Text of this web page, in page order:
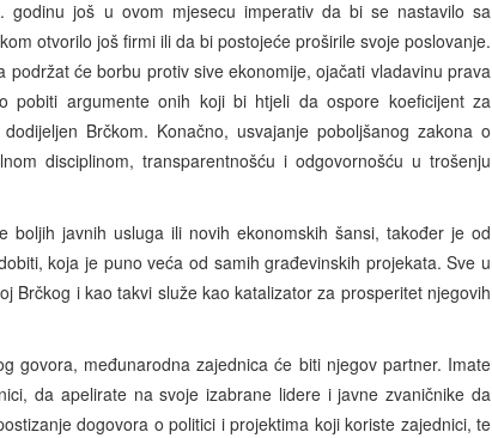
godinu još u ovom mjesecu imperativ da bi se nastavilo sa
otvorilo još firmi ili da bi postojeće proširile svoje poslovanje.
će borbu protiv sive ekonomije, ojačati vladavinu prava
pobiti argumente onih koji bi htjeli da ospore koeficijent za
Brčkom. Konačno, usvajanje poboljšanog zakona o
disciplinom, transparentnošću i odgovornošću u trošenju
boljih javnih usluga ili novih ekonomskih šansi, također je od
koja je puno veća od samih građevinskih projekata. Sve u
Brčkog i kao takvi služe kao katalizator za prosperitet njegovih
govora, međunarodna zajednica će biti njegov partner. Imate
da apelirate na svoje izabrane lidere i javne zvaničnike da
dogovora o politici i projektima koji koriste zajednici, te